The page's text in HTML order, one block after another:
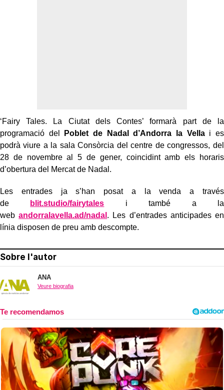
‘Fairy Tales. La Ciutat dels Contes’ formarà part de la
programació del
Poblet de Nadal d’Andorra la Vellai es
podrà viure a la sala Consòrcia del centre de congressos, del
28 de novembre al 5 de gener, coincidint amb els horaris
d’obertura del Mercat de Nadal.
Les entrades ja s’han posat a la venda a través
de
blit.studio/fairytales i també a la
webandorralavella.ad/nadal . Les d’entrades anticipades en
línia disposen de preu amb descompte.
Sobre l'autor
ANA
Veure biografia